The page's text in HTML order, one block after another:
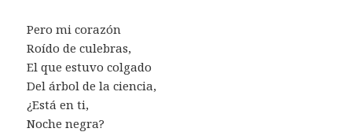
Pero mi corazón
Roído de culebras,
El que estuvo colgado
Del árbol de la ciencia,
¿Está en ti,
Noche negra?